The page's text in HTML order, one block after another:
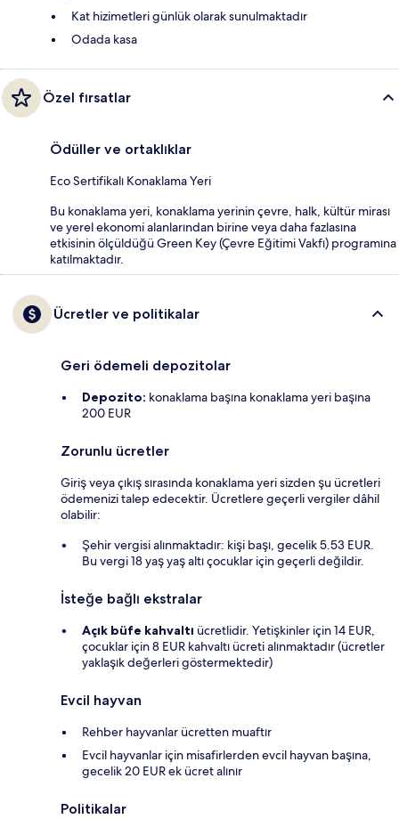
Kat hizimetleri günlük olarak sunulmaktadır
Odada kasa
Özel fırsatlar
Ödüller ve ortaklıklar
Eco Sertifikalı Konaklama Yeri
Bu konaklama yeri, konaklama yerinin çevre, halk, kültür mirası
ve yerel ekonomi alanlarından birine veya daha fazlasına
etkisinin ölçüldüğü Green Key (Çevre Eğitimi Vakfı) programına
katılmaktadır.
Ücretler ve politikalar
Geri ödemeli depozitolar
Depozito: konaklama başına konaklama yeri başına
200 EUR
Zorunlu ücretler
Giriş veya çıkış sırasında konaklama yeri sizden şu ücretleri
ödemenizi talep edecektir. Ücretlere geçerli vergiler dâhil
olabilir:
Şehir vergisi alınmaktadır: kişi başı, gecelik 5.53 EUR.
Bu vergi 18 yaş yaş altı çocuklar için geçerli değildir.
İsteğe bağlı ekstralar
Açık büfe kahvaltı ücretlidir. Yetişkinler için 14 EUR,
çocuklar için 8 EUR kahvaltı ücreti alınmaktadır (ücretler
yaklaşık değerleri göstermektedir)
Evcil hayvan
Rehber hayvanlar ücretten muaftır
Evcil hayvanlar için misafirlerden evcil hayvan başına,
gecelik 20 EUR ek ücret alınır
Politikalar